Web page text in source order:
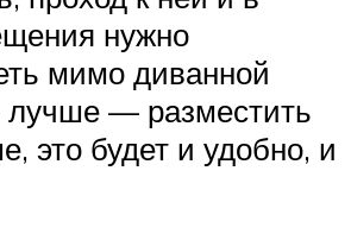
нужно
мимо диванной
— разместить
это будет и удобно, и